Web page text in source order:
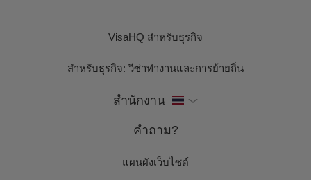
VisaHQ สำหรับธุรกิจ
สำหรับธุรกิจ: วีซ่าทำงานและการย้ายถิ่น
สำนักงาน
คำถาม?
แผนผังเว็บไซต์